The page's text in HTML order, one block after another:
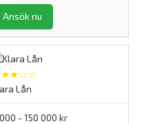
Ansök nu
Lån
- 150 000 kr